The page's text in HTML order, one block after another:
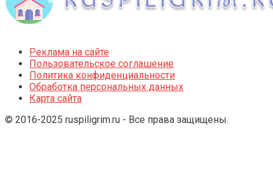
Реклама на сайте
Пользовательское соглашение
Политика конфиденциальности
Обработка персональных данных
Карта сайта
© 2016-2025 ruspiligrim.ru - Все права защищены.